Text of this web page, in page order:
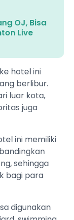
OJ, Bisa
Live
hotel ini
berlibur.
luar kota,
juga
ini memiliki
sehingga
bagi para
digunakan